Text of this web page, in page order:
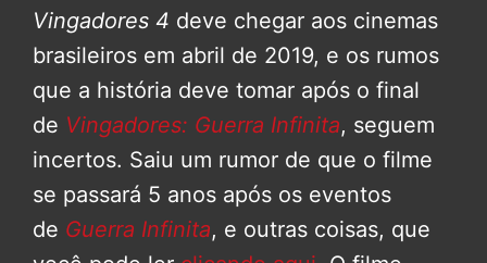
Vingadores 4 deve chegar aos cinemas
brasileiros em abril de 2019, e os rumos
que a história deve tomar após o final
de Vingadores: Guerra Infinita, seguem
incertos. Saiu um rumor de que o filme
se passará 5 anos após os eventos
de Guerra Infinita, e outras coisas, que